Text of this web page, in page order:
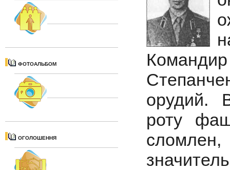
ФОТОАЛЬБОМ
ОГОЛОШЕННЯ
орудий.
роту